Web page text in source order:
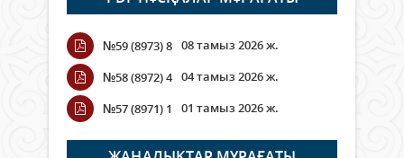
мыңнан астам көрерменнің
қауіпсіздігін қамтамасыз етті
06 тамыз 2026 ж.
Wi-Fi ҚАБЫРҒА АРҚЫЛЫ ҚАЛАЙ
ӨТЕДІ?
06 тамыз 2026 ж. 276
№59 (8973) 8 08 тамыз 2026 ж.
№58 (8972) 4 04 тамыз 2026 ж.
№57 (8971) 1
01 тамыз 2026 ж.